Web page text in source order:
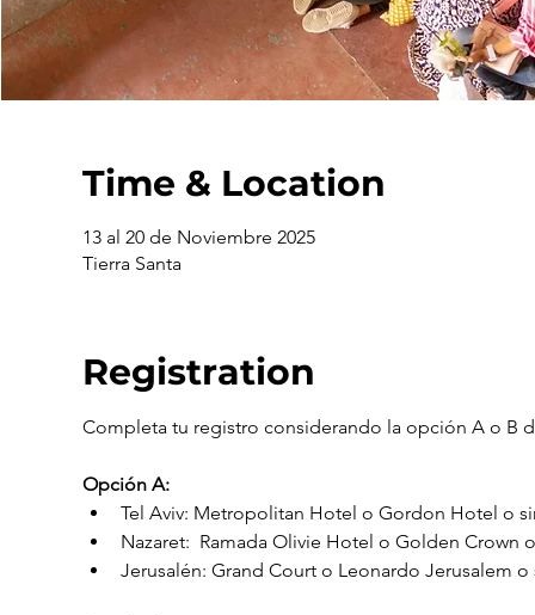
Time & Location
13 al 20 de Noviembre 2025
Tierra Santa
Registration
Completa tu registro considerando la opción A o B
Opción A:
Tel Aviv: Metropolitan Hotel o Gordon Hotel o
​Nazaret:​  Ramada Olivie Hotel o Golden Crown
Jerusalén: Grand Court o Leonardo Jerusalem o